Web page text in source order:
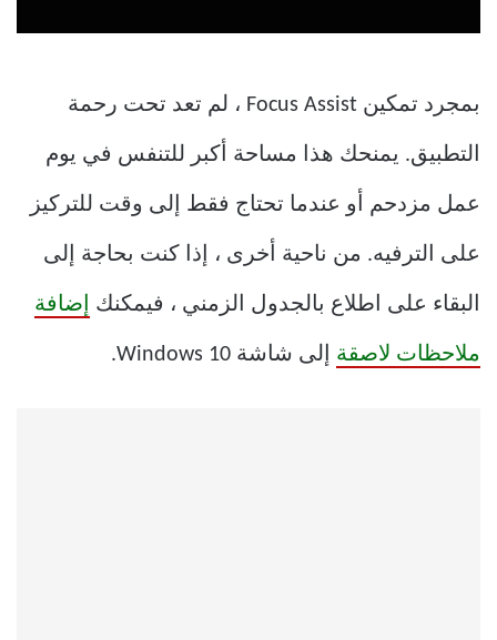
بمجرد تمكين Focus Assist ، لم تعد تحت رحمة
التطبيق. يمنحك هذا مساحة أكبر للتنفس في يوم
عمل مزدحم أو عندما تحتاج فقط إلى وقت للتركيز
على الترفيه. من ناحية أخرى ، إذا كنت بحاجة إلى
البقاء على اطلاع بالجدول الزمني ، فيمكنك إضافة
ملاحظات لاصقة إلى شاشة Windows 10.